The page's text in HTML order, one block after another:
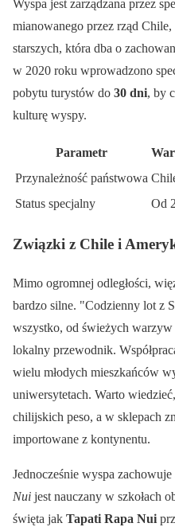
Wyspa jest zarządzana przez
mianowanego przez rząd Chile,
starszych, która dba o
w 2020 roku wprowadzono
pobytu turystów do 30 dni, by
kulturę wyspy.
Parametr
Przynależność państwowa
Status specjalny
Od
Związki z Chile i
Mimo ogromnej odległości,
bardzo silne.
Codzienny lot z
wszystko, od świeżych warzyw
lokalny przewodnik.
wielu młodych mieszkańców
uniwersytetach. Warto
chilijskich peso, a w sklepach
importowane z kontynentu.
Jednocześnie wyspa
Nui jest nauczany w szkołach
święta jak Tapati Rapa Nui